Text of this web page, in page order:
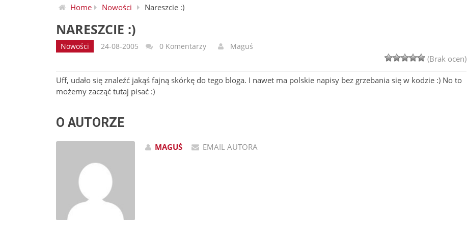
Home Nowości Nareszcie :)
NARESZCIE :)
Nowości 24-08-2005 0 Komentarzy Maguś
(Brak ocen)
Uff, udało się znaleźć jakąś fajną skórkę do tego bloga. I nawet ma polskie napisy bez grzebania się w kodzie :) No to
możemy zacząć tutaj pisać :)
O AUTORZE
MAGUŚ EMAIL AUTORA